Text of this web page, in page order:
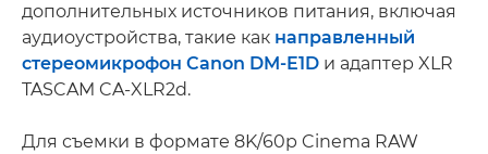
дополнительных источников питания, включая
аудиоустройства, такие как направленный
стереомикрофон Canon DM-E1D и адаптер XLR
TASCAM CA-XLR2d.
Для съемки в формате 8K/60p Cinema RAW